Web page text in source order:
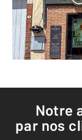
par nos